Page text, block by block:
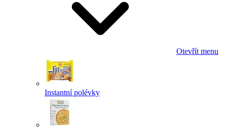
Otevřít menu
Instantní polévky